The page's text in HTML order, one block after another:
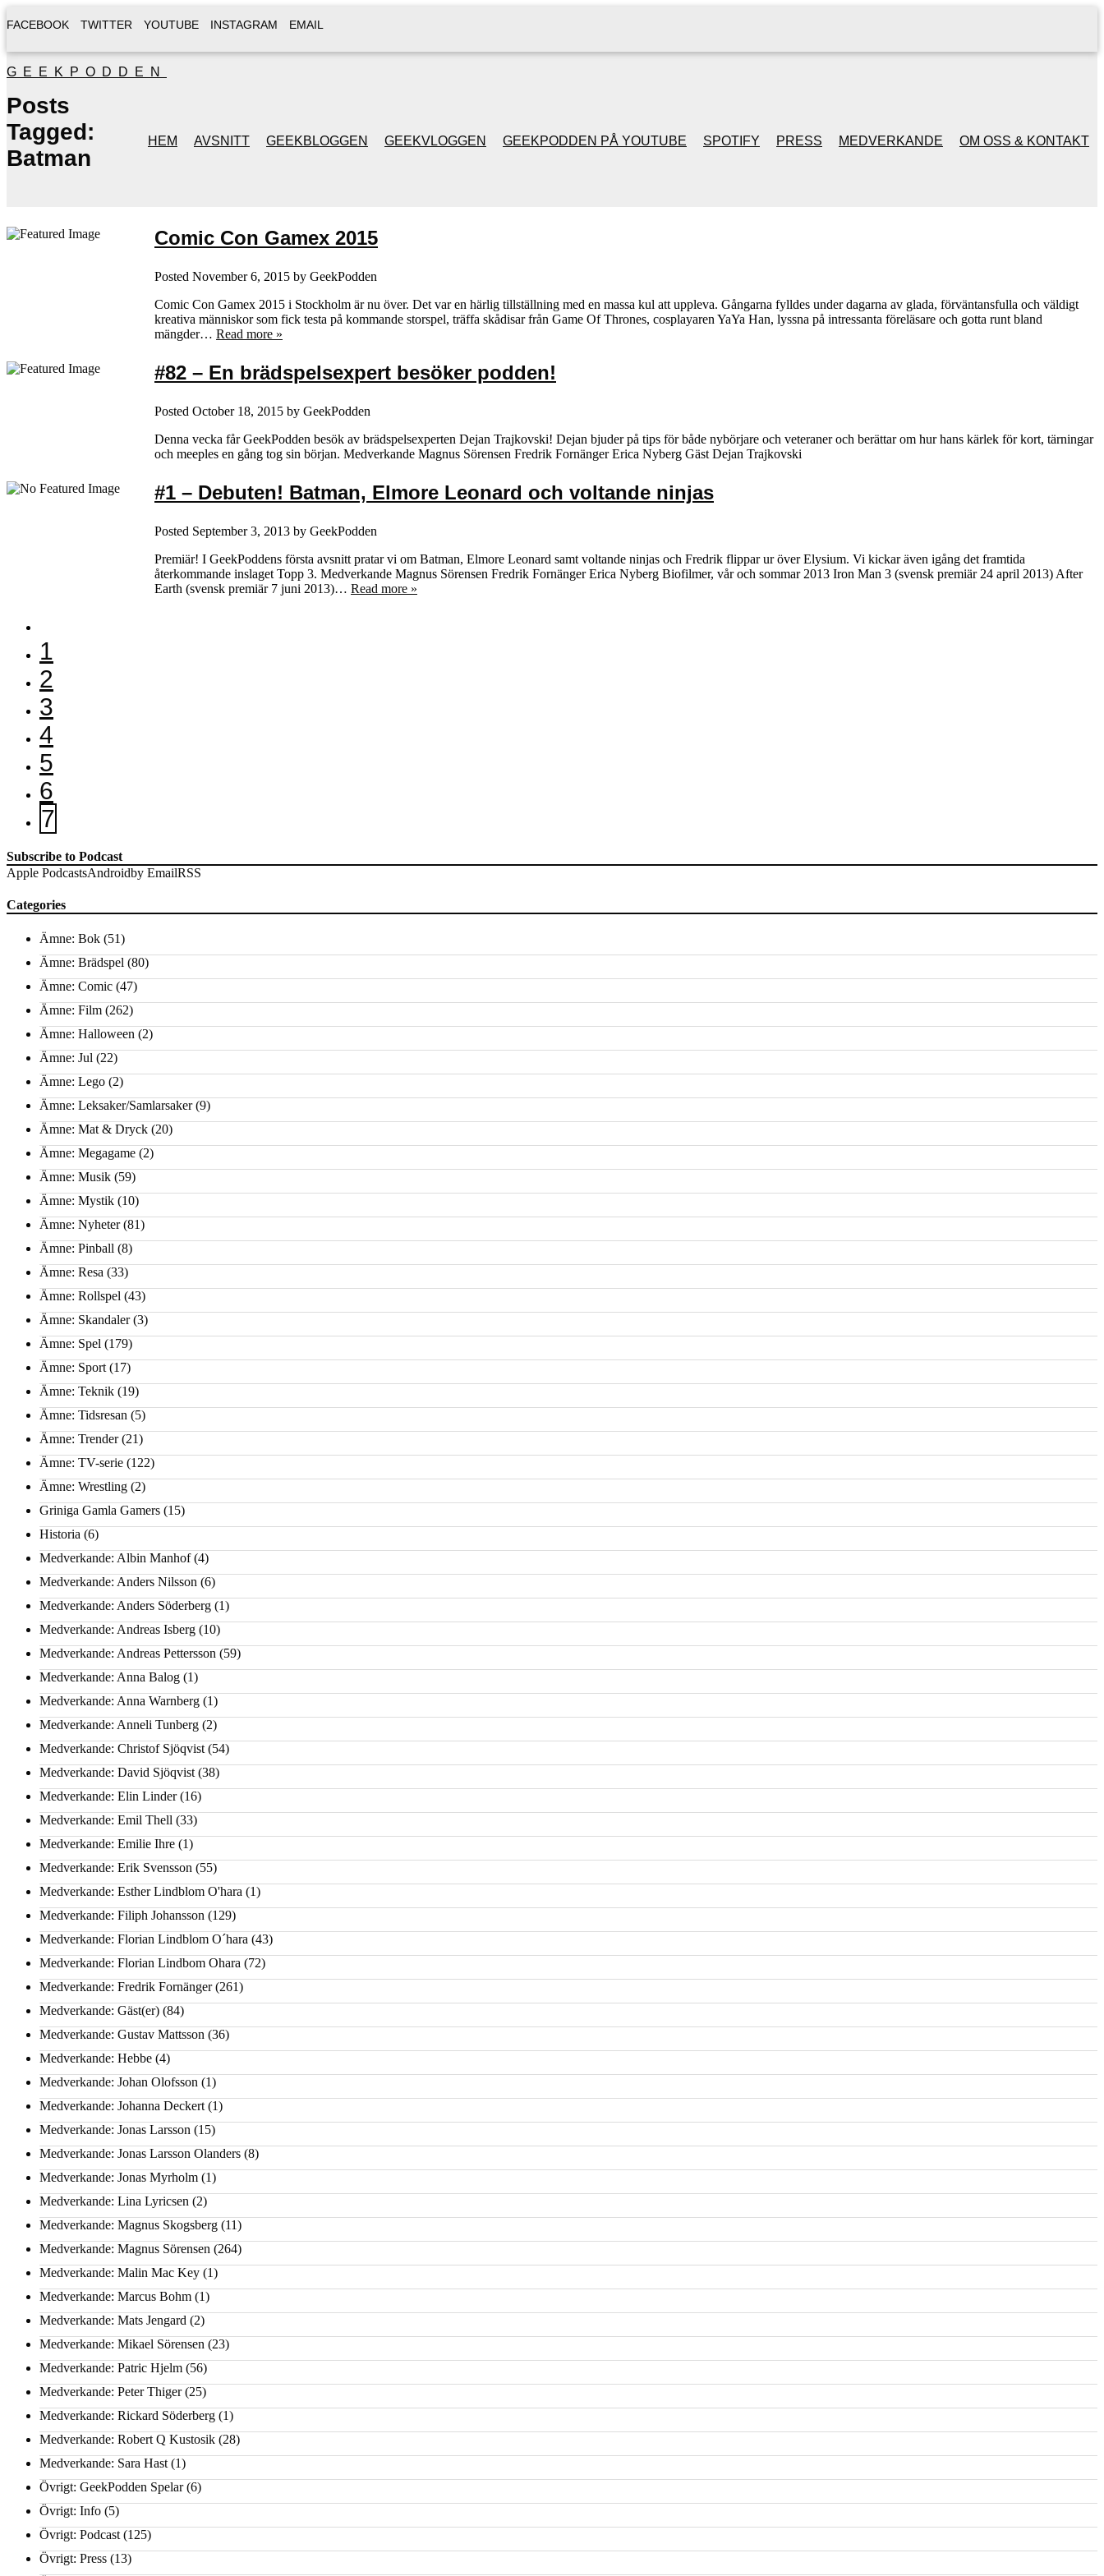
FACEBOOK TWITTER YOUTUBE INSTAGRAM EMAIL
GEEKPODDEN
HEM AVSNITT GEEKBLOGGEN GEEKVLOGGEN GEEKPODDEN PÅ YOUTUBE
GEEKPODDENS
SPOTIFY PRESS MEDVERKANDE OM OSS & KONTAKT
Posts
Tagged:
Batman
Comic Con Gamex 2015
Posted November 6, 2015 by GeekPodden
Comic Con Gamex 2015 i Stockholm är nu över. Det var en härlig tillställning med en massa kul att uppleva. Gångarna fylldes under dagarna av glada, förväntansfulla och väldigt
kreativa människor som fick testa på kommande storspel, träffa skådisar från Game Of Thrones, cosplayaren YaYa Han, lyssna på intressanta föreläsare och gotta runt bland
mängder… Read more »
#82 – En brädspelsexpert besöker podden!
Posted October 18, 2015 by GeekPodden
Denna vecka får GeekPodden besök av brädspelsexperten Dejan Trajkovski! Dejan bjuder på tips för både nybörjare och veteraner och berättar om hur hans kärlek för kort, tärningar
och meeples en gång tog sin början. Medverkande Magnus Sörensen Fredrik Fornänger Erica Nyberg Gäst Dejan Trajkovski
#1 – Debuten! Batman, Elmore Leonard och voltande ninjas
Posted September 3, 2013 by GeekPodden
Premiär! I GeekPoddens första avsnitt pratar vi om Batman, Elmore Leonard samt voltande ninjas och Fredrik flippar ur över Elysium. Vi kickar även igång det framtida
återkommande inslaget Topp 3. Medverkande Magnus Sörensen Fredrik Fornänger Erica Nyberg Biofilmer, vår och sommar 2013 Iron Man 3 (svensk premiär 24 april 2013) After
Earth (svensk premiär 7 juni 2013)… Read more »
1
2
3
4
5
6
7
Subscribe to Podcast
Apple PodcastsAndroidby EmailRSS
Categories
Ämne: Bok (51)
Ämne: Brädspel (80)
Ämne: Comic (47)
Ämne: Film (262)
Ämne: Halloween (2)
Ämne: Jul (22)
Ämne: Lego (2)
Ämne: Leksaker/Samlarsaker(9)
Ämne: Mat & Dryck (20)
Ämne: Megagame (2)
Ämne: Musik (59)
Ämne: Mystik (10)
Ämne: Nyheter(81)
Ämne: Pinball (8)
Ämne: Resa (33)
Ämne: Rollspel (43)
Ämne: Skandaler(3)
Ämne: Spel (179)
Ämne: Sport (17)
Ämne: Teknik (19)
Ämne: Tidsresan (5)
Ämne: Trender(21)
Ämne: TV-serie (122)
Ämne: Wrestling (2)
Griniga Gamla Gamers (15)
Historia (6)
Medverkande: Albin Manhof(4)
Medverkande: Anders Nilsson (6)
Medverkande: Anders Söderberg (1)
Medverkande: Andreas Isberg (10)
Medverkande: Andreas Pettersson (59)
Medverkande: Anna Balog (1)
Medverkande: Anna Warnberg (1)
Medverkande: Anneli Tunberg (2)
Medverkande: Christof Sjöqvist (54)
Medverkande: David Sjöqvist (38)
Medverkande: Elin Linder(16)
Medverkande: Emil Thell (33)
Medverkande: Emilie Ihre (1)
Medverkande: Erik Svensson (55)
Medverkande: Esther Lindblom O'hara (1)
Medverkande: Filiph Johansson (129)
Medverkande: Florian Lindblom O´hara (43)
Medverkande: Florian Lindbom Ohara (72)
Medverkande: Fredrik Fornänger(261)
Medverkande: Gäst(er) (84)
Medverkande: Gustav Mattsson (36)
Medverkande: Hebbe (4)
Medverkande: Johan Olofsson (1)
Medverkande: Johanna Deckert (1)
Medverkande: Jonas Larsson (15)
Medverkande: Jonas Larsson Olanders (8)
Medverkande: Jonas Myrholm (1)
Medverkande: Lina Lyricsen (2)
Medverkande: Magnus Skogsberg (11)
Medverkande: Magnus Sörensen (264)
Medverkande: Malin Mac Key (1)
Medverkande: Marcus Bohm (1)
Medverkande: Mats Jengard (2)
Medverkande: Mikael Sörensen (23)
Medverkande: Patric Hjelm (56)
Medverkande: Peter Thiger(25)
Medverkande: Rickard Söderberg (1)
Medverkande: Robert Q Kustosik (28)
Medverkande: Sara Hast (1)
Övrigt: GeekPodden Spelar(6)
Övrigt: Info (5)
Övrigt: Podcast (125)
Övrigt: Press (13)